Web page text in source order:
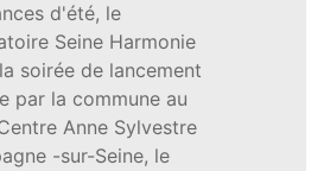
d'été, le
Seine Harmonie
soirée de lancement
par la commune au
Anne Sylvestre
-sur-Seine, le